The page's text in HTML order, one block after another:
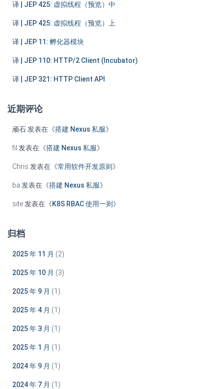
译 | JEP 425: 虚拟线程（预览）中
译 | JEP 425: 虚拟线程（预览）上
译 | JEP 11: 孵化器模块
译 | JEP 110: HTTP/2 Client (Incubator)
译 | JEP 321: HTTP Client API
近期评论
顽石 发表在《搭建 Nexus 私服》
fil 发表在《搭建 Nexus 私服》
Chris 发表在《常用软件开发原则 》
ba 发表在《搭建 Nexus 私服》
site 发表在《K8S RBAC 使用一则 》
归档
2025 年 11 月 (2)
2025 年 10 月 (3)
2025 年 9 月 (1)
2025 年 4 月 (1)
2025 年 3 月 (1)
2025 年 1 月 (1)
2024 年 9 月 (1)
2024 年 7 月 (1)